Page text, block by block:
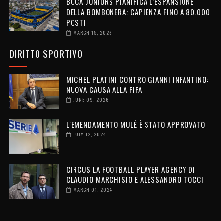
DELLA BOMBONERA: CAPIENZA FINO A 80.000
POSTI
MARCH 15, 2026
DIRITTO SPORTIVO
MICHEL PLATINI CONTRO GIANNI INFANTINO:
NUOVA CAUSA ALLA FIFA
JUNE 09, 2026
L'EMENDAMENTO MULÉ È STATO APPROVATO
JULY 12, 2024
CIRCUS LA FOOTBALL PLAYER AGENCY DI
CLAUDIO MARCHISIO E ALESSANDRO TOCCI
MARCH 01, 2024